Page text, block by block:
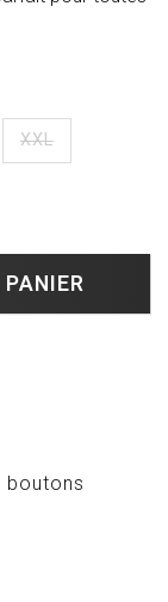
XXL
boutons